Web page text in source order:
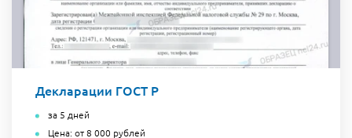
Декларации ГОСТ Р
за 5 дней
Цена: от 8 000 рублей